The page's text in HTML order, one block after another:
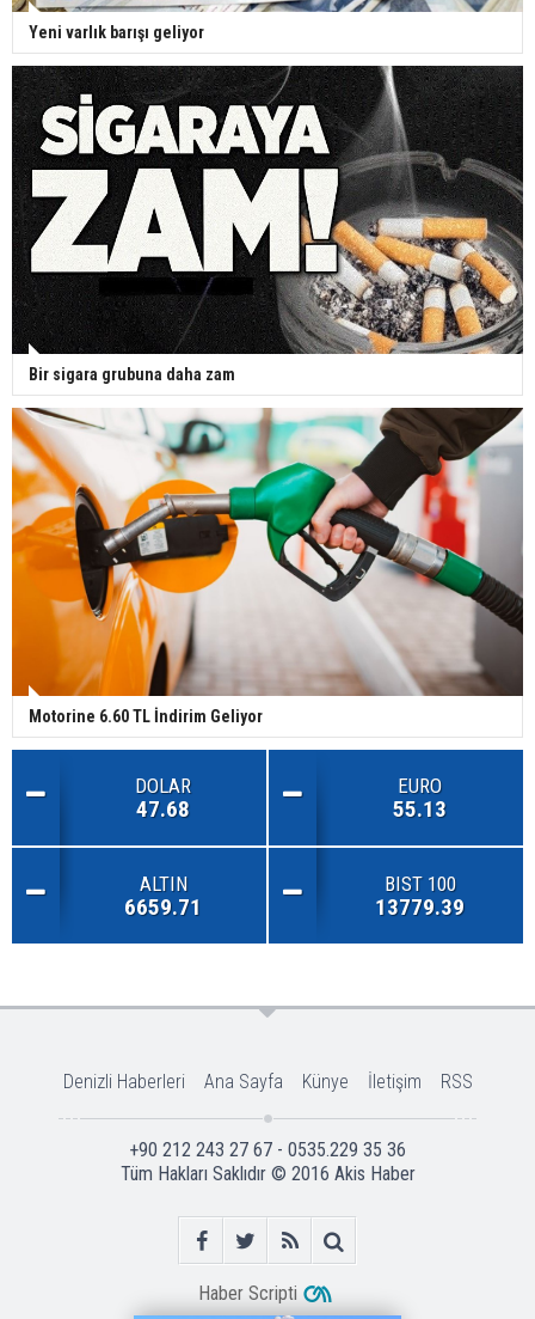
Yeni varlık barışı geliyor
Bir sigara grubuna daha zam
Motorine 6.60 TL İndirim Geliyor
DOLAR
47.68
EURO
55.13
ALTIN
6659.71
BIST 100
13779.39
Denizli Haberleri Ana Sayfa Künye İletişim RSS
+90 212 243 27 67 - 0535.229 35 36
Tüm Hakları Saklıdır © 2016 Akis Haber
Haber Scripti